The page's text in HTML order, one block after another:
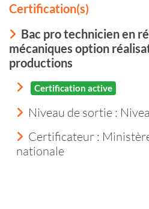
Certification(s)
Bac pro technicien en
mécaniques option
productions
Certification active
Niveau de sortie :
Certificateur :
nationale